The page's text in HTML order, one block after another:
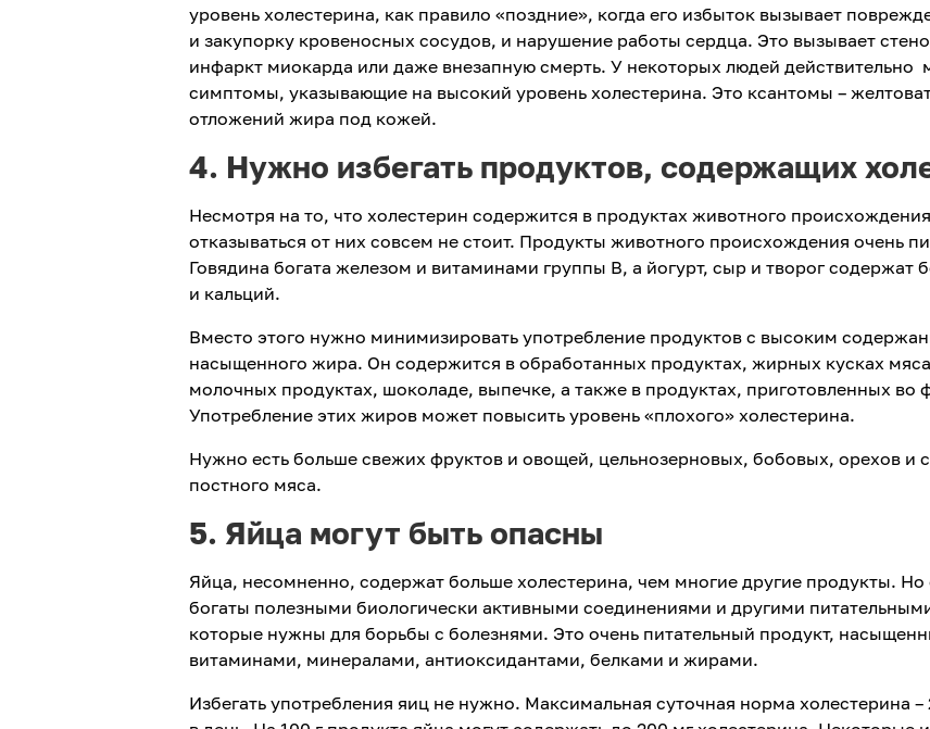
уровень холестерина, как правило «поздние», когда его избыток вызывает
и закупорку кровеносных сосудов, и нарушение работы сердца. Это вызывает
инфаркт миокарда или даже внезапную смерть. У некоторых людей действительно
симптомы, указывающие на высокий уровень холестерина. Это ксантомы –
отложений жира под кожей.
4. Нужно избегать продуктов, содержащих
Несмотря на то, что холестерин содержится в продуктах животного
отказываться от них совсем не стоит. Продукты животного происхождения очень
Говядина богата железом и витаминами группы В, а йогурт, сыр и творог содержат
и кальций.
Вместо этого нужно минимизировать употребление продуктов с высоким
насыщенного жира. Он содержится в обработанных продуктах, жирных кусках
молочных продуктах, шоколаде, выпечке, а также в продуктах, приготовленных во
Употребление этих жиров может повысить уровень «плохого» холестерина.
Нужно есть больше свежих фруктов и овощей, цельнозерновых, бобовых, орехов и
постного мяса.
5. Яйца могут быть опасны
Яйца, несомненно, содержат больше холестерина, чем многие другие продукты. Но
богаты полезными биологически активными соединениями и другими
которые нужны для борьбы с болезнями. Это очень питательный продукт,
витаминами, минералами, антиоксидантами, белками и жирами.
Избегать употребления яиц не нужно. Максимальная суточная норма холестерина –